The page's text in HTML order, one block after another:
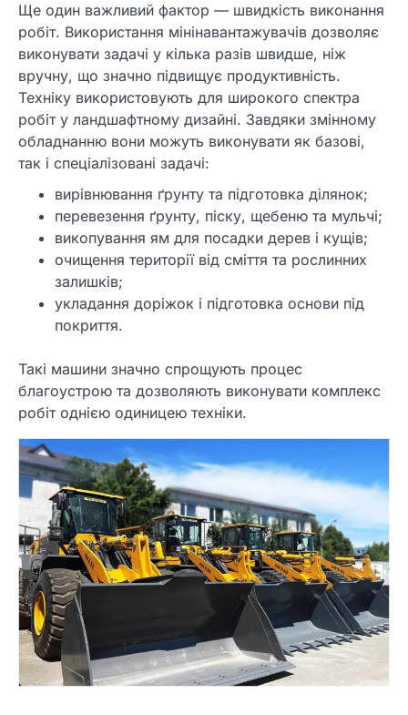
Ще один важливий фактор — швидкість виконання
робіт. Використання мінінавантажувачів дозволяє
виконувати задачі у кілька разів швидше, ніж
вручну, що значно підвищує продуктивність.
Техніку використовують для широкого спектра
робіт у ландшафтному дизайні. Завдяки змінному
обладнанню вони можуть виконувати як базові,
так і спеціалізовані задачі:
вирівнювання ґрунту та підготовка ділянок;
перевезення ґрунту, піску, щебеню та мульчі;
викопування ям для посадки дерев і кущів;
очищення території від сміття та рослинних
залишків;
укладання доріжок і підготовка основи під
покриття.
Такі машини значно спрощують процес
благоустрою та дозволяють виконувати комплекс
робіт однією одиницею техніки.